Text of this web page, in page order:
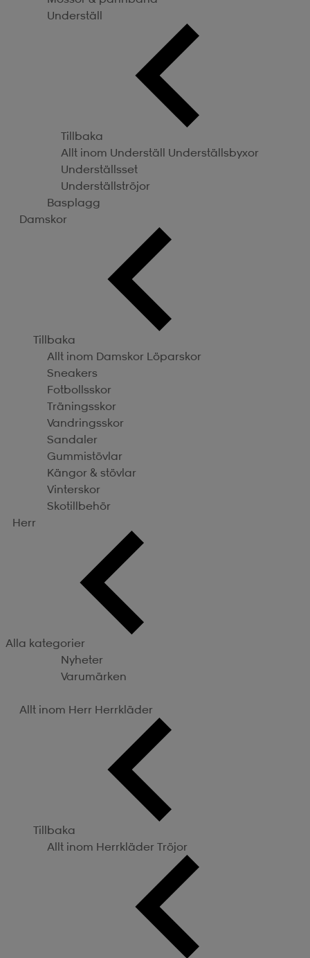
Underställ
Tillbaka
Allt inom Underställ Underställsbyxor
Underställsset
Underställströjor
Basplagg
Damskor
Tillbaka
Allt inom Damskor Löparskor
Sneakers
Fotbollsskor
Träningsskor
Vandringsskor
Sandaler
Gummistövlar
Kängor & stövlar
Vinterskor
Skotillbehör
Herr
Alla kategorier
Nyheter
Varumärken
Allt inom Herr Herrkläder
Tillbaka
Allt inom Herrkläder Tröjor